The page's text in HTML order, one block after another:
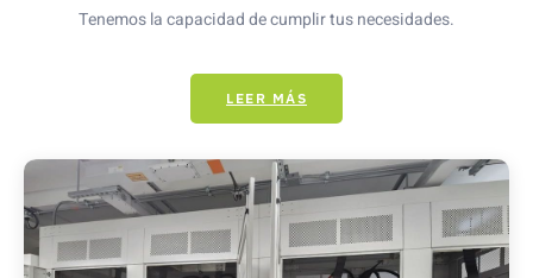
Tenemos la capacidad de cumplir tus necesidades.
LEER MÁS